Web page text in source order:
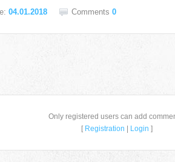
28-
04.01.2018 Comments 0
Only registered users can add
[ Registration Login ]